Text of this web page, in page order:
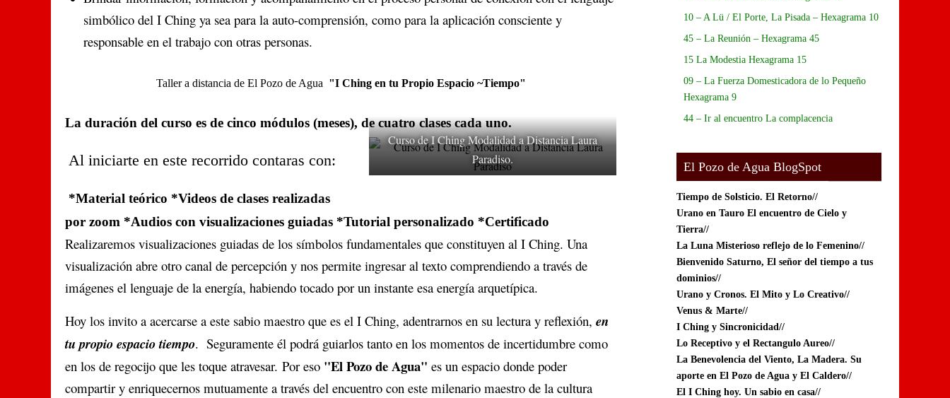
simbólico del I Ching ya sea para la auto-comprensión, como para la aplicación consciente y
responsable en el trabajo con otras personas.
Taller a distancia de El Pozo de Agua "I Ching en tu Propio Espacio ~Tiempo"
La duración del curso es de cinco módulos (meses), de cuatro clases cada uno.
Curso de I Ching Modalidad a Distancia Laura
Paradiso.
Al iniciarte en este recorrido contaras con:
*Material teórico *Videos de clases realizadas
por zoom *Audios con visualizaciones guiadas *Tutorial personalizado *Certificado
Realizaremos visualizaciones guiadas de los símbolos fundamentales que constituyen al I Ching. Una
visualización abre otro canal de percepción y nos permite ingresar al texto comprendiendo a través de
imágenes el lenguaje de la energía, habiendo tocado por un instante esa energía arquetípica.
Hoy los invito a acercarse a este sabio maestro que es el I Ching, adentrarnos en su lectura y reflexión, en
tu propioespacio tiempo. Seguramente él podrá guiarlos tanto en los momentos de incertidumbre como
en los de regocijo que les toque atravesar. Por eso "El Pozo de Agua" es un espacio donde poder
compartir y enriquecernos mutuamente a través del encuentro con este milenario maestro de la cultura
10 – A Lü / El Porte, La Pisada – Hexagrama 10
45 – La Reunión – Hexagrama 45
15 La Modestia Hexagrama 15
09 – La Fuerza Domesticadora de lo Pequeño
Hexagrama 9
44 – Ir al encuentro La complacencia
El Pozo de Agua BlogSpot
Tiempo de Solsticio. El Retorno//
Urano en Tauro El encuentro de Cielo y
Tierra//
La Luna Misterioso reflejo de lo Femenino//
Bienvenido Saturno, El señor del tiempo a tus
dominios//
Urano y Cronos. El Mito y Lo Creativo//
Venus & Marte//
I Ching y Sincronicidad//
Lo Receptivo y el Rectangulo Aureo//
La Benevolencia del Viento, La Madera. Su
aporte en El Pozo de Agua y El Caldero//
El I Ching hoy. Un sabio en casa//